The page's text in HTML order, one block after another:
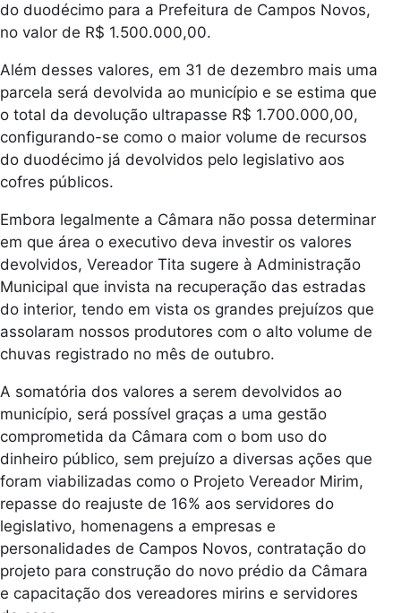
do duodécimo para a Prefeitura de Campos Novos,
no valor de R$ 1.500.000,00.
Além desses valores, em 31 de dezembro mais uma
parcela será devolvida ao município e se estima que
o total da devolução ultrapasse R$ 1.700.000,00,
configurando-se como o maior volume de recursos
do duodécimo já devolvidos pelo legislativo aos
cofres públicos.
Embora legalmente a Câmara não possa determinar
em que área o executivo deva investir os valores
devolvidos, Vereador Tita sugere à Administração
Municipal que invista na recuperação das estradas
do interior, tendo em vista os grandes prejuízos que
assolaram nossos produtores com o alto volume de
chuvas registrado no mês de outubro.
A somatória dos valores a serem devolvidos ao
município, será possível graças a uma gestão
comprometida da Câmara com o bom uso do
dinheiro público, sem prejuízo a diversas ações que
foram viabilizadas como o Projeto Vereador Mirim,
repasse do reajuste de 16% aos servidores do
legislativo, homenagens a empresas e
personalidades de Campos Novos, contratação do
projeto para construção do novo prédio da Câmara
e capacitação dos vereadores mirins e servidores